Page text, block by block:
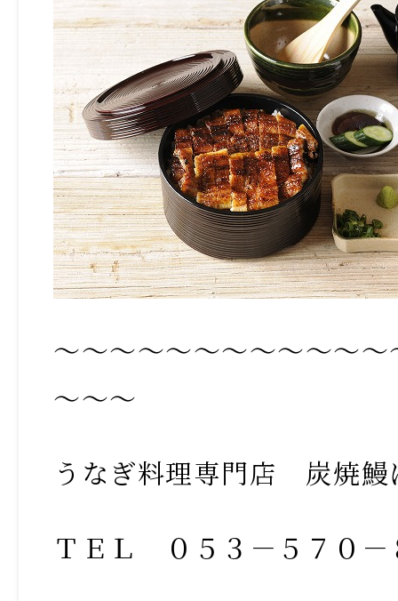
～～～～～～～～～～～
～～～
うなぎ料理専門店 炭焼鰻
ＴＥＬ ０５３－５７０－